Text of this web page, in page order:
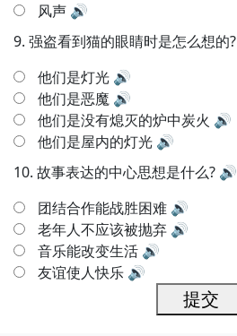
风声 🔊
9. 强盗看到猫的眼睛时是怎么想的?
他们是灯光 🔊
他们是恶魔 🔊
他们是没有熄灭的炉中炭火 🔊
他们是屋内的灯光 🔊
10. 故事表达的中心思想是什么? 🔊
团结合作能战胜困难 🔊
老年人不应该被抛弃 🔊
音乐能改变生活 🔊
友谊使人快乐 🔊
提交